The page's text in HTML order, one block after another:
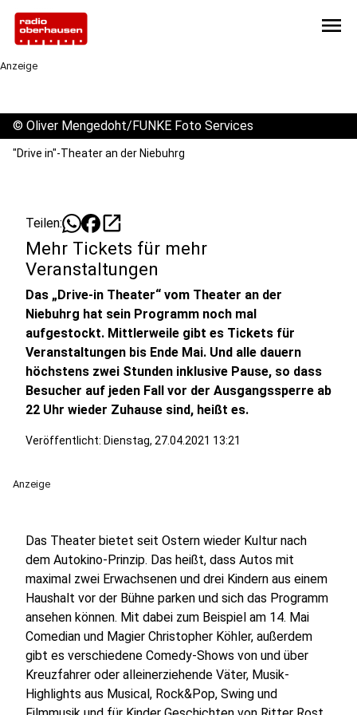
menu
Anzeige
© Oliver Mengedoht/FUNKE Foto Services
"Drive in"-Theater an der Niebuhrg
Teilen: open_in_new
Mehr Tickets für mehr
Veranstaltungen
Das „Drive-in Theater“ vom Theater an der
Niebuhrg hat sein Programm noch mal
aufgestockt. Mittlerweile gibt es Tickets für
Veranstaltungen bis Ende Mai. Und alle dauern
höchstens zwei Stunden inklusive Pause, so dass
Besucher auf jeden Fall vor der Ausgangssperre ab
22 Uhr wieder Zuhause sind, heißt es.
Veröffentlicht: Dienstag, 27.04.2021 13:21
Anzeige
Das Theater bietet seit Ostern wieder Kultur nach
dem Autokino-Prinzip. Das heißt, dass Autos mit
maximal zwei Erwachsenen und drei Kindern aus einem
Haushalt vor der Bühne parken und sich das Programm
ansehen können. Mit dabei zum Beispiel am 14. Mai
Comedian und Magier Christopher Köhler, außerdem
gibt es verschiedene Comedy-Shows von und über
Kreuzfahrer oder alleinerziehende Väter, Musik-
Highlights aus Musical, Rock&Pop, Swing und